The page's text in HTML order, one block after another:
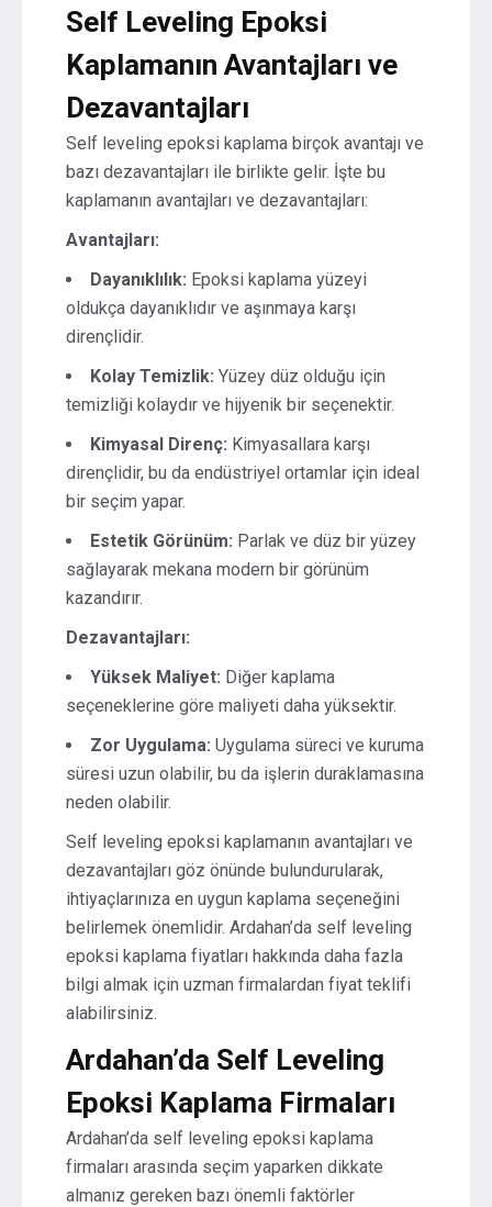
Self Leveling Epoksi
Kaplamanın Avantajları ve
Dezavantajları
Self leveling epoksi kaplama birçok avantajı ve
bazı dezavantajları ile birlikte gelir. İşte bu
kaplamanın avantajları ve dezavantajları:
Avantajları:
Dayanıklılık: Epoksi kaplama yüzeyi
oldukça dayanıklıdır ve aşınmaya karşı
dirençlidir.
Kolay Temizlik: Yüzey düz olduğu için
temizliği kolaydır ve hijyenik bir seçenektir.
Kimyasal Direnç: Kimyasallara karşı
dirençlidir, bu da endüstriyel ortamlar için ideal
bir seçim yapar.
Estetik Görünüm: Parlak ve düz bir yüzey
sağlayarak mekana modern bir görünüm
kazandırır.
Dezavantajları:
Yüksek Maliyet: Diğer kaplama
seçeneklerine göre maliyeti daha yüksektir.
Zor Uygulama: Uygulama süreci ve kuruma
süresi uzun olabilir, bu da işlerin duraklamasına
neden olabilir.
Self leveling epoksi kaplamanın avantajları ve
dezavantajları göz önünde bulundurularak,
ihtiyaçlarınıza en uygun kaplama seçeneğini
belirlemek önemlidir. Ardahan’da self leveling
epoksi kaplama fiyatları hakkında daha fazla
bilgi almak için uzman firmalardan fiyat teklifi
alabilirsiniz.
Ardahan’da Self Leveling
Epoksi Kaplama Firmaları
Ardahan’da self leveling epoksi kaplama
firmaları arasında seçim yaparken dikkate
almanız gereken bazı önemli faktörler